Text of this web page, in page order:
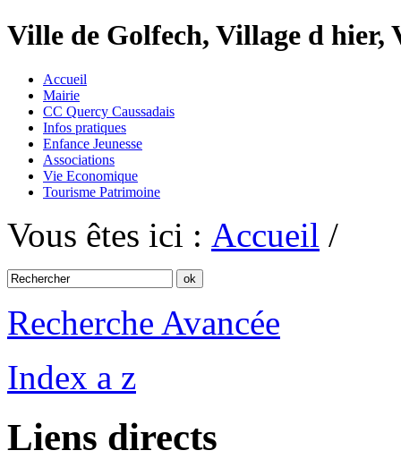
Ville de Golfech, Village d
Accueil
Mairie
CC Quercy Caussadais
Infos pratiques
Enfance Jeunesse
Associations
Vie Economique
Tourisme Patrimoine
Vous êtes ici : Accueil /
Recherche Avancée
Index a z
Liens directs